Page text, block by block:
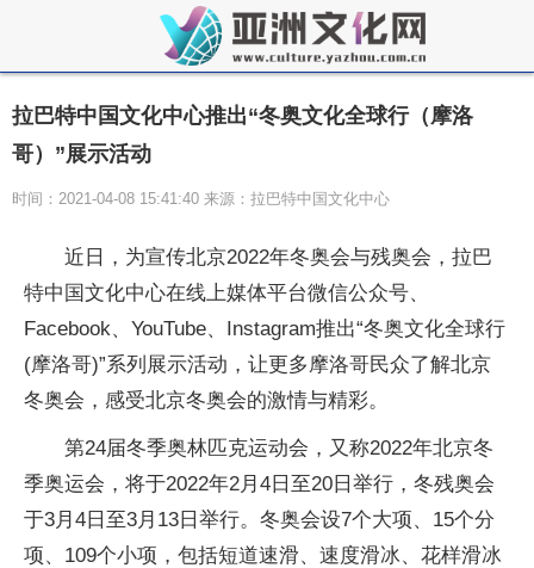
拉巴特中国文化中心推出“冬奥文化全球行（摩洛
哥）”展示活动
时间：2021-04-08 15:41:40 来源：拉巴特中国文化中心
近日，为宣传北京2022年冬奥会与残奥会，拉巴
特中国文化中心在线上媒体平台微信公众号、
Facebook、YouTube、Instagram推出“冬奥文化全球行
(摩洛哥)”系列展示活动，让更多摩洛哥民众了解北京
冬奥会，感受北京冬奥会的激情与精彩。
第24届冬季奥林匹克运动会，又称2022年北京冬
季奥运会，将于2022年2月4日至20日举行，冬残奥会
于3月4日至3月13日举行。冬奥会设7个大项、15个分
项、109个小项，包括短道速滑、速度滑冰、花样滑冰